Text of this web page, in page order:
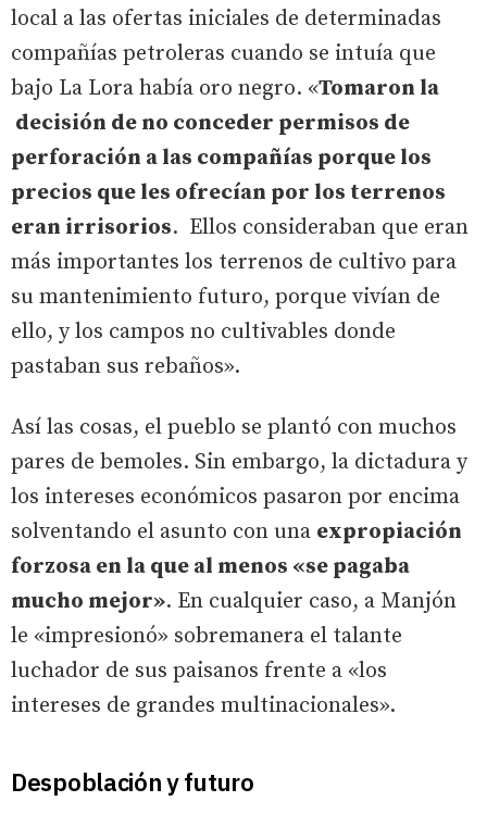
local a las ofertas iniciales de determinadas
compañías petroleras cuando se intuía que
bajo La Lora había oro negro. «Tomaron la
decisión de no conceder permisos de
perforación a las compañías porque los
precios que les ofrecían por los terrenos
eran irrisorios. Ellos consideraban que eran
más importantes los terrenos de cultivo para
su mantenimiento futuro, porque vivían de
ello, y los campos no cultivables donde
pastaban sus rebaños».
Así las cosas, el pueblo se plantó con muchos
pares de bemoles. Sin embargo, la dictadura y
los intereses económicos pasaron por encima
solventando el asunto con una expropiación
forzosa en la que al menos «se pagaba
mucho mejor». En cualquier caso, a Manjón
le «impresionó» sobremanera el talante
luchador de sus paisanos frente a «los
intereses de grandes multinacionales».
Despoblación y futuro